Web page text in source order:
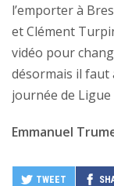
l’emporter à
et Clément
vidéo pour
désormais il
journée de Ligue
Emmanuel
TWEET